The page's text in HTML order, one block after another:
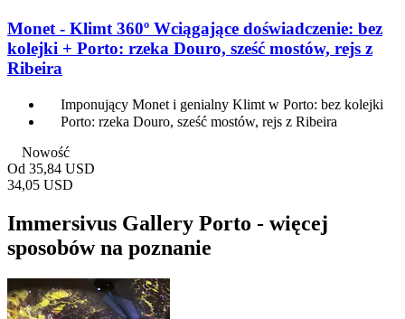
Monet - Klimt 360º Wciągające doświadczenie: bez
kolejki + Porto: rzeka Douro, sześć mostów, rejs z
Ribeira
Imponujący Monet i genialny Klimt w Porto: bez kolejki
Porto: rzeka Douro, sześć mostów, rejs z Ribeira
Nowość
Od 35,84 USD
34,05 USD
Immersivus Gallery Porto - więcej
sposobów na poznanie